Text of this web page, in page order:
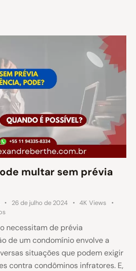
multar sem prévia
26 de julho de 2024 4K Views
necessitam de prévia
de um condomínio envolve a
situações que podem exigir
contra condôminos infratores. E,